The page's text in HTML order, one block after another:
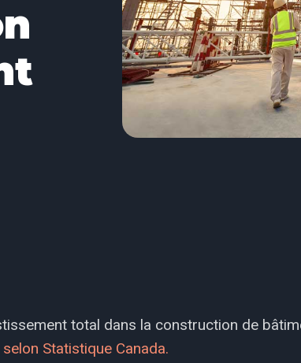
total dans la construction de
selon Statistique Canada.